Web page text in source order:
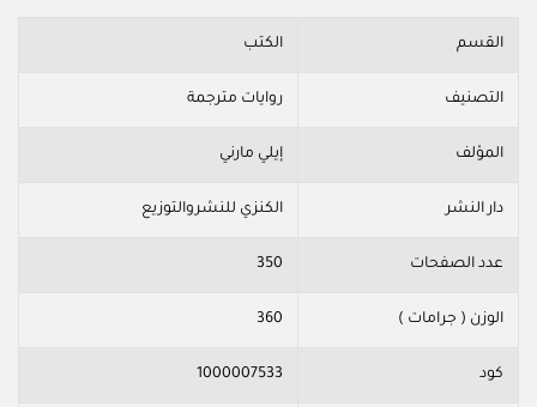
القسم الكتب
التصنيف روايات مترجمة
المؤلف إيلي مارني
دار النشر الكنزي للنشروالتوزيع
عدد الصفحات 350
الوزن ( جرامات ) 360
كود 1000007533